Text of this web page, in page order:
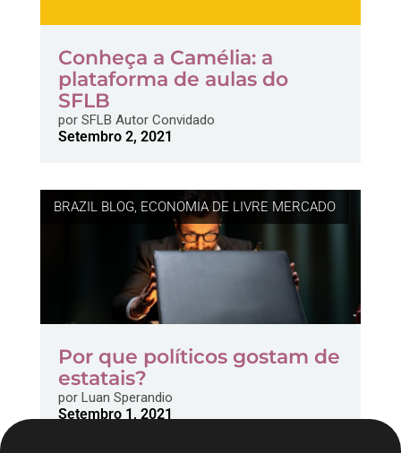
Conheça a Camélia: a
plataforma de aulas do
SFLB
porSFLB Autor Convidado
Setembro 2, 2021
BRAZIL BLOG ECONOMIA DE LIVRE MERCADO
Por que políticos gostam de
estatais?
porLuan Sperandio
Setembro 1, 2021